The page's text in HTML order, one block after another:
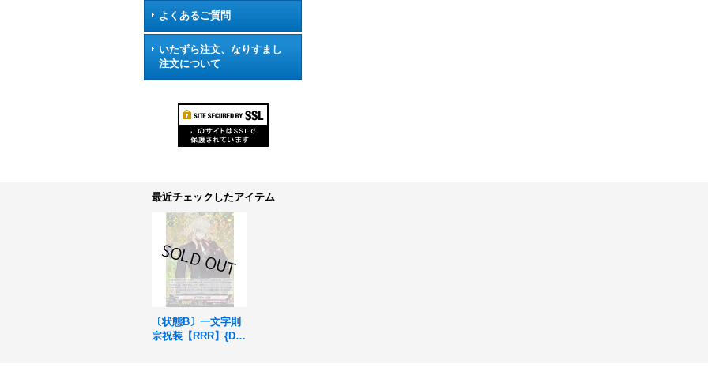
よくあるご質問
いたずら注文、なりすまし
注文について
最近チェックしたアイテム
〔状態B〕一文字則
宗祝装【RRR】{DZ-